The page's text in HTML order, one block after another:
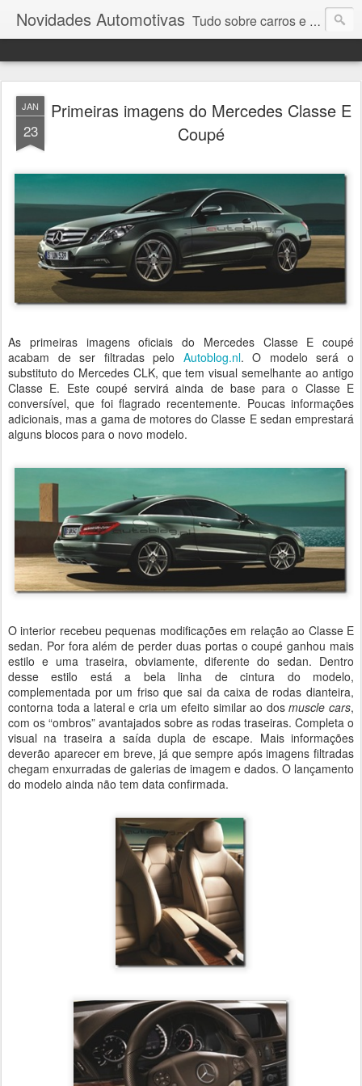
Novidades Automotivas Tudo sobre carros e motores
JAN
23
Primeiras imagens do Mercedes Classe E
Coupé
As primeiras imagens oficiais do Mercedes Classe E coupé
acabam de ser filtradas pelo Autoblog.nl. O modelo será o
substituto do Mercedes CLK, que tem visual semelhante ao antigo
Classe E. Este coupé servirá ainda de base para o Classe E
conversível, que foi flagrado recentemente. Poucas informações
adicionais, mas a gama de motores do Classe E sedan emprestará
alguns blocos para o novo modelo.
O interior recebeu pequenas modificações em relação ao Classe E
sedan. Por fora além de perder duas portas o coupé ganhou mais
estilo e uma traseira, obviamente, diferente do sedan. Dentro
desse estilo está a bela linha de cintura do modelo,
complementada por um friso que sai da caixa de rodas dianteira,
contorna toda a lateral e cria um efeito similar ao dosmuscle cars,
com os “ombros” avantajados sobre as rodas traseiras. Completa o
visual na traseira a saída dupla de escape. Mais informações
deverão aparecer em breve, já que sempre após imagens filtradas
chegam enxurradas de galerias de imagem e dados. O lançamento
do modelo ainda não tem data confirmada.